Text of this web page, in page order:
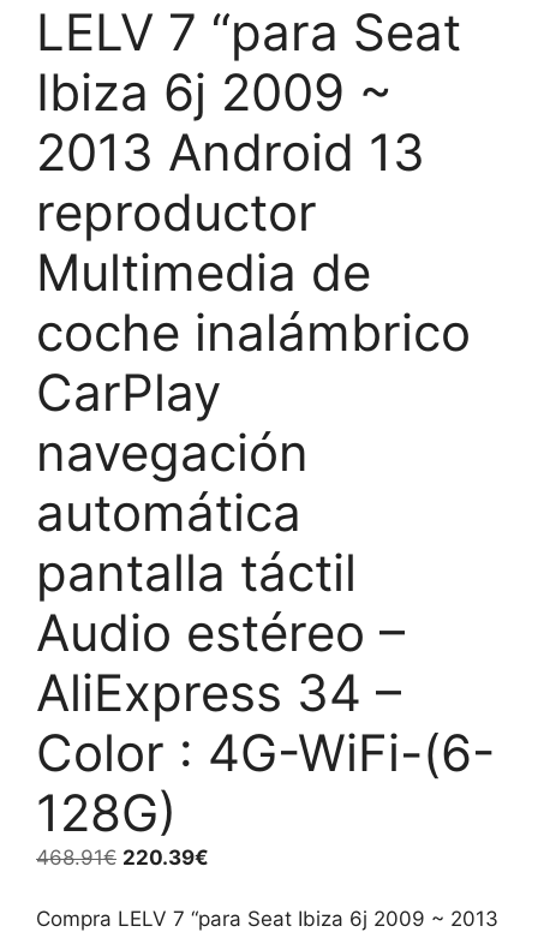
LELV 7 “para Seat
Ibiza 6j 2009 ~
2013 Android 13
reproductor
Multimedia de
coche inalámbrico
CarPlay
navegación
automática
pantalla táctil
Audio estéreo –
AliExpress 34 –
Color : 4G-WiFi-(6-
128G)
468.91€ El
original
220.39€
actual
Compra LELV 7 “para Seat Ibiza 6j 2009 ~ 2013